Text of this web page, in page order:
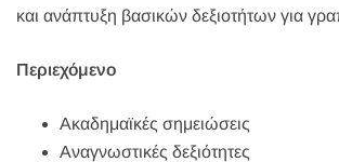
και ανάπτυξη βασικών δεξιοτήτων για
Περιεχόμενο
Ακαδημαϊκές σημειώσεις
Αναγνωστικές δεξιότητες